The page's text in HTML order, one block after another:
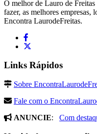
O melhor de Lauro de
fazer, as melhores empresas,
Encontra LaurodeFreitas.
Links Rápidos
Sobre
Fale com o
ANUNCIE: Com